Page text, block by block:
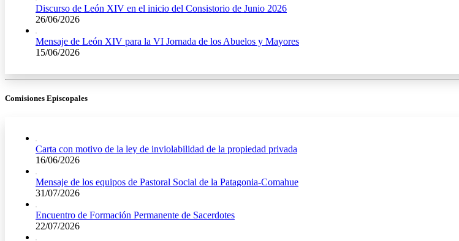
Discurso de León XIV en el inicio del Consistorio de Junio 2026
26/06/2026
Mensaje de León XIV para la VI Jornada de los Abuelos y Mayores
15/06/2026
Comisiones Episcopales
Carta con motivo de la ley de inviolabilidad de la propiedad privada
16/06/2026
Mensaje de los equipos de Pastoral Social de la Patagonia-Comahue
31/07/2026
Encuentro de Formación Permanente de Sacerdotes
22/07/2026